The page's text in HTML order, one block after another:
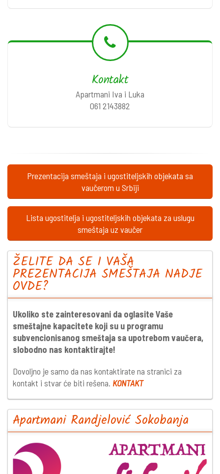
Kontakt
Apartmani Iva i Luka
061 2143882
Prezentacija smeštaja i ugostiteljskih objekata sa
vaučerom u Srbiji
Lista ugostitelja i ugostiteljskih objekata za uslugu
smeštaja uz vaučer
ŽELITE DA SE I VAŠA
PREZENTACIJA SMEŠTAJA NADJE
OVDE?
Ukoliko ste zainteresovani da oglasite Vaše
smeštajne kapacitete koji su u programu
subvencionisanog smeštaja sa upotrebom vaučera,
slobodno nas kontaktirajte!
Dovoljno je samo da nas kontaktirate na stranici za
kontakt i stvar će biti rešena. KONTAKT
Apartmani Randjelović Sokobanja